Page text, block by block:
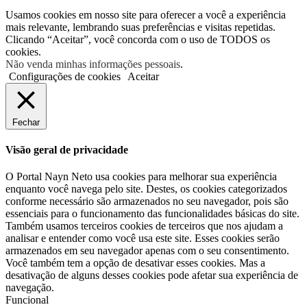
Usamos cookies em nosso site para oferecer a você a experiência
mais relevante, lembrando suas preferências e visitas repetidas.
Clicando “Aceitar”, você concorda com o uso de TODOS os
cookies.
Não venda minhas informações pessoais.
Configurações de cookies
Aceitar
Fechar
Visão geral de privacidade
O Portal Nayn Neto usa cookies para melhorar sua experiência
enquanto você navega pelo site. Destes, os cookies categorizados
conforme necessário são armazenados no seu navegador, pois são
essenciais para o funcionamento das funcionalidades básicas do site.
Também usamos terceiros cookies de terceiros que nos ajudam a
analisar e entender como você usa este site. Esses cookies serão
armazenados em seu navegador apenas com o seu consentimento.
Você também tem a opção de desativar esses cookies. Mas a
desativação de alguns desses cookies pode afetar sua experiência de
navegação.
Funcional